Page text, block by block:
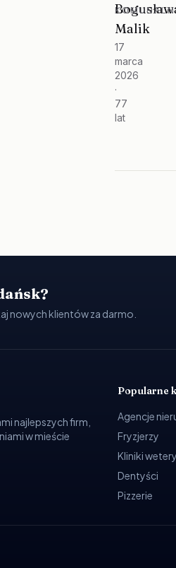
Malik
17
marca
2026
·
77
lat
nowych klientów za darmo.
najlepszych firm,
w mieście
Popularne
Agencje
Fryzjerzy
Kliniki
Dentyści
Pizzerie